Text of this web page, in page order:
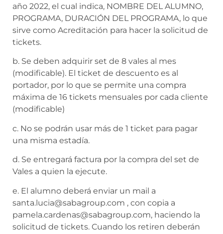
año 2022, el cual indica, NOMBRE DEL ALUMNO,
PROGRAMA, DURACIÓN DEL PROGRAMA, lo que
sirve como Acreditación para hacer la solicitud de
tickets.
b. Se deben adquirir set de 8 vales al mes
(modificable). El ticket de descuento es al
portador, por lo que se permite una compra
máxima de 16 tickets mensuales por cada cliente
(modificable)
c. No se podrán usar más de 1 ticket para pagar
una misma estadía.
d. Se entregará factura por la compra del set de
Vales a quien la ejecute.
e. El alumno deberá enviar un mail a
santa.lucia@sabagroup.com , con copia a
pamela.cardenas@sabagroup.com, haciendo la
solicitud de tickets. Cuando los retiren deberán